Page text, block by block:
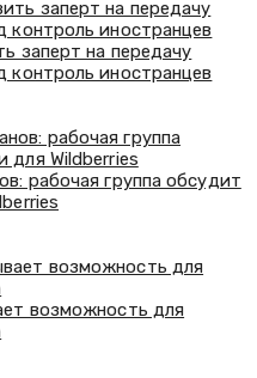
заперт на передачу
контроль иностранцев
рабочая группа обсудит
возможность для